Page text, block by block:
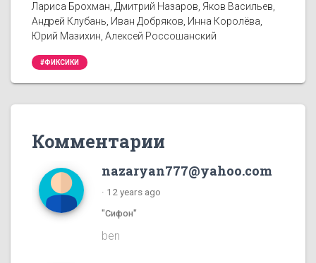
Лариса Брохман, Дмитрий Назаров, Яков Васильев,
Андрей Клубань, Иван Добряков, Инна Королёва,
Юрий Мазихин, Алексей Россошанский
#ФИКСИКИ
Комментарии
nazaryan777@yahoo.com
· 12 years ago
"Сифон"
ben